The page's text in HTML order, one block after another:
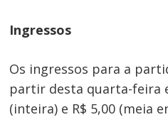
Ingressos
Os ingressos para a
partir desta quarta-feira
(inteira) e R$ 5,00 (meia